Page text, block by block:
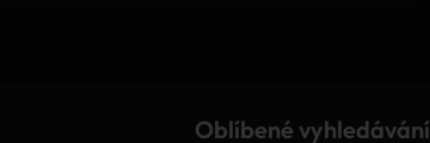
Oblíbené vyhledávání